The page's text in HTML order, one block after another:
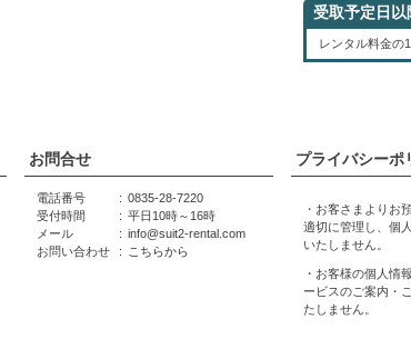
受取予定日以
レンタル料金の
お問合せ
電話番号
0835-28-7220
受付時間
平日10時～16時
メール
info@suit2-rental.com
お問い合わせ
こちらから
プライバシーポ
・お客さまよりお
適切に管理し、個
いたしません。
・お客様の個人情
ービスのご案内・
たしません。